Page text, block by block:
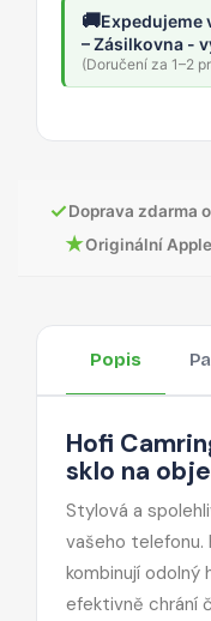
🚚Expedujeme
– Zásilkovna -
(Doručení za 1–2
✓Doprava zdarma
★Originální
Popis
Hofi
sklo na
Stylová a
vašeho telefonu.
kombinují odolný
efektivně chrání